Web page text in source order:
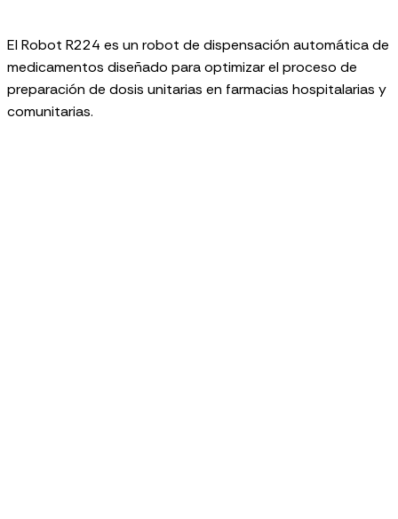
El Robot R224 es un robot de dispensación automática de
medicamentos diseñado para optimizar el proceso de
preparación de dosis unitarias en farmacias hospitalarias y
comunitarias.